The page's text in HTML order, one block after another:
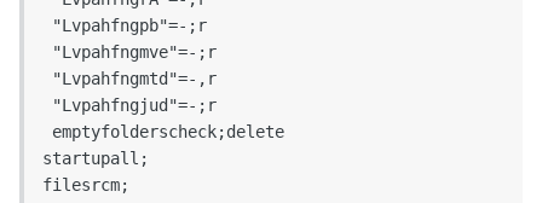
startupall;
filesrcm;